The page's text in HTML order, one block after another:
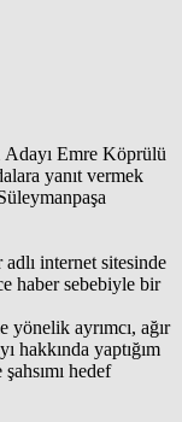
Emre Köprülü
yanıt vermek
internet sitesinde
haber sebebiyle bir
ayrımcı, ağır
hakkında yaptığım
hedef